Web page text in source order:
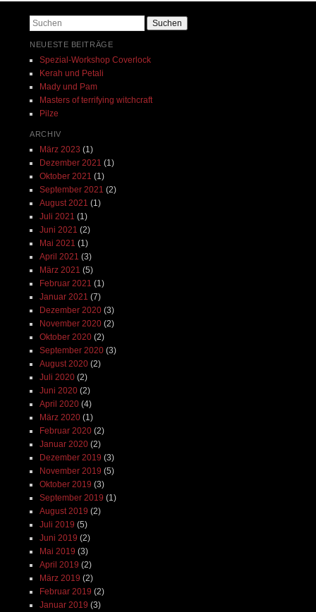
Suchen
NEUESTE BEITRÄGE
Spezial-Workshop Coverlock
Kerah und Petali
Mady und Pam
Masters of terrifying witchcraft
Pilze
ARCHIV
März 2023 (1)
Dezember 2021 (1)
Oktober 2021 (1)
September 2021 (2)
August 2021 (1)
Juli 2021 (1)
Juni 2021 (2)
Mai 2021 (1)
April 2021 (3)
März 2021 (5)
Februar 2021 (1)
Januar 2021 (7)
Dezember 2020(3)
November 2020(2)
Oktober 2020(2)
September 2020(3)
August 2020(2)
Juli 2020(2)
Juni 2020(2)
April 2020(4)
März 2020(1)
Februar 2020(2)
Januar 2020(2)
Dezember 2019 (3)
November 2019 (5)
Oktober 2019 (3)
September 2019 (1)
August 2019 (2)
Juli 2019 (5)
Juni 2019 (2)
Mai 2019 (3)
April 2019 (2)
März 2019 (2)
Februar 2019 (2)
Januar 2019 (3)